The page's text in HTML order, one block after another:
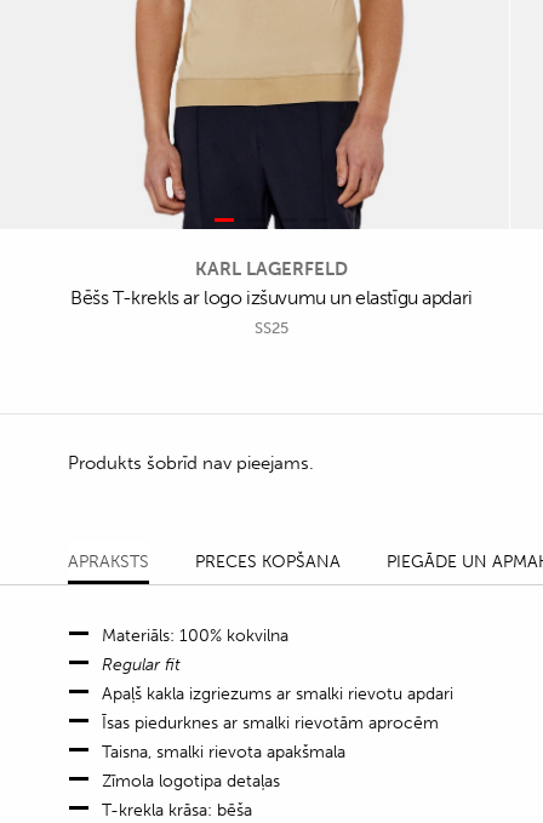
KARL LAGERFELD
Bēšs T-krekls ar logo izšuvumu un elastīgu apdari
SS25
Produkts šobrīd nav pieejams.
APRAKSTS PRECES KOPŠANA PIEGĀDE UN
Materiāls: 100% kokvilna
Regular fit
Apaļš kakla izgriezums ar smalki rievotu apdari
Īsas piedurknes ar smalki rievotām aprocēm
Taisna, smalki rievota apakšmala
Zīmola logotipa detaļas
T-krekla krāsa: bēša